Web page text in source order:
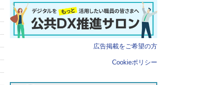
広告掲載をご希望の方
Cookieポリシー